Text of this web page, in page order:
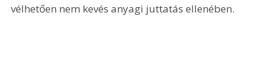
vélhetően nem kevés anyagi juttatás ellenében.